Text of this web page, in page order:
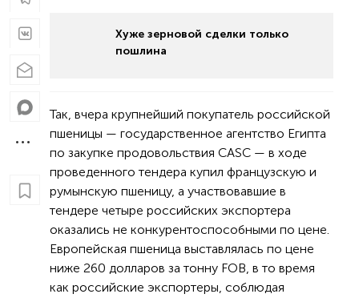
Хуже зерновой сделки только
пошлина
Так, вчера крупнейший покупатель российской
пшеницы — государственное агентство Египта
по закупке продовольствия CASC — в ходе
проведенного тендера купил французскую и
румынскую пшеницу, а участвовавшие в
тендере четыре российских экспортера
оказались не конкурентоспособными по цене.
Европейская пшеница выставлялась по цене
ниже 260 долларов за тонну FOB, в то время
как российские экспортеры, соблюдая